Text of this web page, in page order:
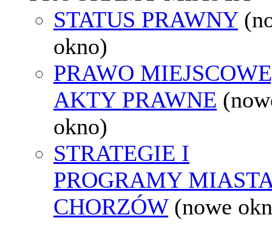
STATUS PRAWNY
okno)
PRAWO
AKTY PRAWNE
okno)
STRATEGIE I
PROGRAMY
CHORZÓW (nowe